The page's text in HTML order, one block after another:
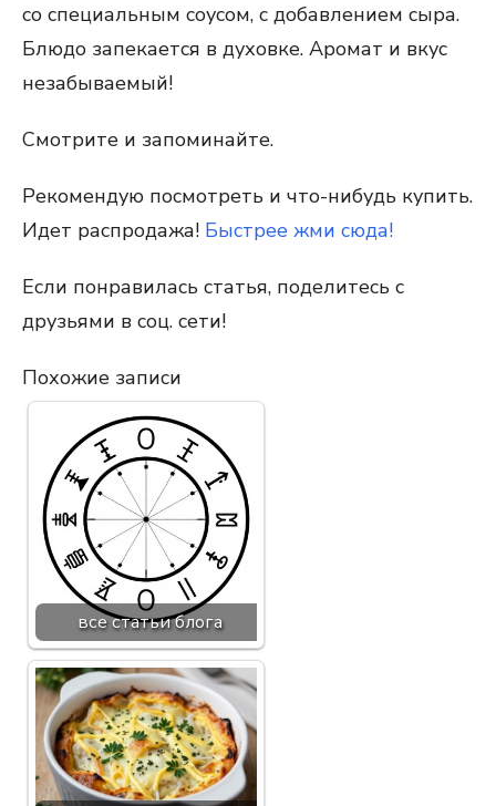
со специальным соусом, с добавлением сыра.
Блюдо запекается в духовке. Аромат и вкус
незабываемый!
Смотрите и запоминайте.
Рекомендую посмотреть и что-нибудь купить.
Идет распродажа! Быстрее жми сюда!
Если понравилась статья, поделитесь с
друзьями в соц. сети!
Похожие записи
все статьи блога